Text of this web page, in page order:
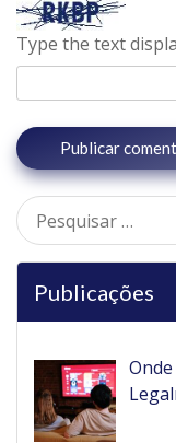
Type the text
Pesquisar
por:
Publicações